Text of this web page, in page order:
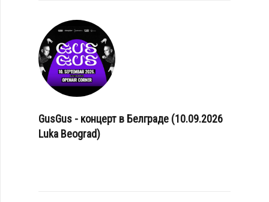
GusGus - концерт в Белграде (10.09.2026
Luka Beograd)